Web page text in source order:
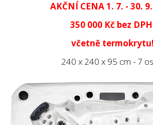
AKČNÍ CENA 1. 7. - 30.
350 000 Kč bez DPH
včetně termokrytu!
240 x 240 x 95 cm - 7